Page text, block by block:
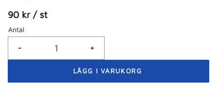
90 kr / st
Antal
+
-